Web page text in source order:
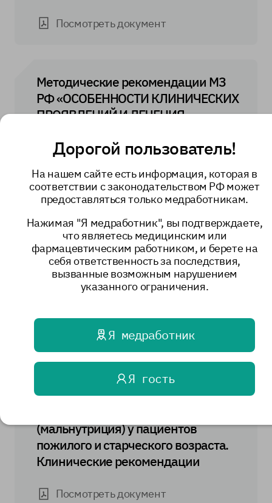
Посмотреть документ
Методические рекомендации МЗ
РФ «ОСОБЕННОСТИ КЛИНИЧЕСКИХ
ПРОЯВЛЕНИЙ И ЛЕЧЕНИЯ
НОВОЙ КОРОНАВИРУСНОЙ
ИНФЕКЦИЕЙ (COVID-19) У ДЕТЕЙ»
Посмотреть документ
Монография, Тяжелая
бронхолегочная дисплазия
Медицинское сопровождение на
Н.Н.Саввы
Посмотреть документ
(мальнутриция) у пациентов
пожилого и старческого возраста.
Клинические рекомендации
Посмотреть документ
Дорогой пользователь!
На нашем сайте есть информация, которая в
соответствии с законодательством РФ может
предоставляться только медработникам.
Нажимая "Я медработник", вы подтверждаете,
что являетесь медицинским или
фармацевтическим работником, и берете на
себя ответственность за последствия,
вызванные возможным нарушением
указанного ограничения.
Я медработник
Я гость